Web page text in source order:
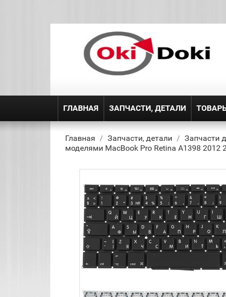
ГЛАВНАЯ ЗАПЧАСТИ, ДЕТАЛИ
Главная Запчасти, детали Запчасти
моделями MacBook Pro Retina A1398 2012